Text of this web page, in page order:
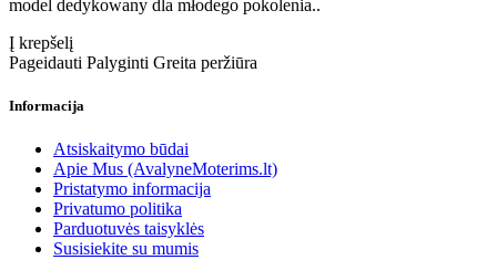
model dedykowany dla młodego pokolenia..
Į krepšelį
Pageidauti Palyginti Greita peržiūra
Informacija
Atsiskaitymo būdai
Apie Mus (AvalyneMoterims.lt)
Pristatymo informacija
Privatumo politika
Parduotuvės taisyklės
Susisiekite su mumis